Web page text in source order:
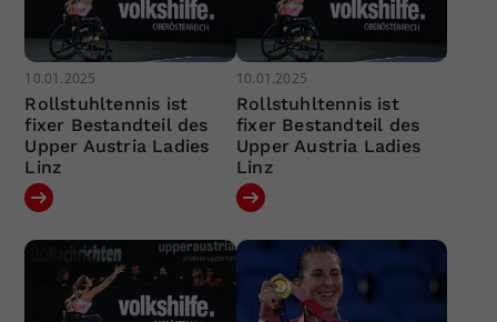
10.01.2025
Rollstuhltennis ist
fixer Bestandteil des
Upper Austria Ladies
Linz
10.01.2025
Rollstuhltennis ist
fixer Bestandteil des
Upper Austria Ladies
Linz